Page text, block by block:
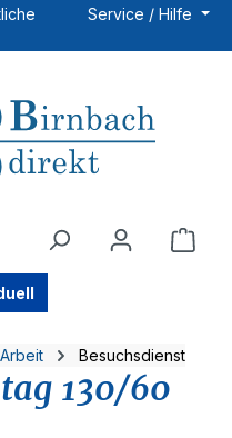
Service / Hilfe
Besuchsdienst
130/60